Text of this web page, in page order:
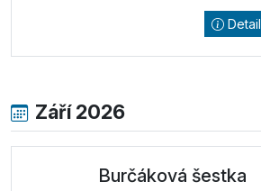
Detail
Září 2026
Burčáková šestka